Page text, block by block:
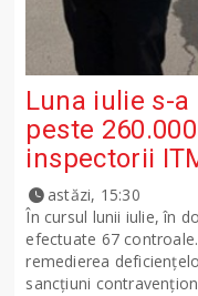
Luna iulie s-
peste
inspectorii
astăzi, 15:30
În cursul lunii iulie, în
efectuate 67
remedierea
sancţiuni